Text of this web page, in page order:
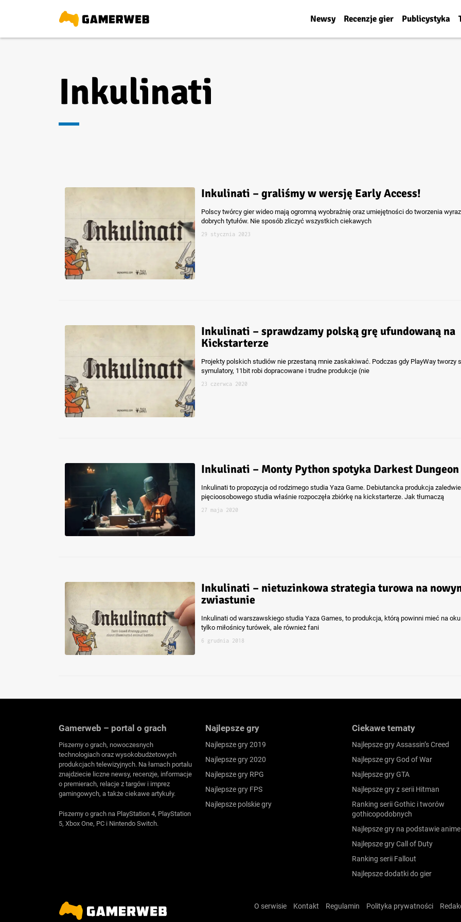
Newsy Recenzje gier Publicystyka
Inkulinati
Inkulinati – graliśmy w wersję Early Access!
Polscy twórcy gier wideo mają ogromną wyobraźnię oraz umiejętności do tworzenia
dobrych tytułów. Nie sposób zliczyć wszystkich ciekawych
29 stycznia 2023
Inkulinati – sprawdzamy polską grę ufundowaną na
Kickstarterze
Projekty polskich studiów nie przestaną mnie zaskakiwać. Podczas gdy PlayWay tworzy
symulatory, 11bit robi dopracowane i trudne produkcje (nie
23 czerwca 2020
Inkulinati – Monty Python spotyka Darkest Dungeon
Inkulinati to propozycja od rodzimego studia Yaza Game. Debiutancka produkcja zaledwie
pięcioosobowego studia właśnie rozpoczęła zbiórkę na kickstarterze. Jak tłumaczą
27 maja 2020
Inkulinati – nietuzinkowa strategia turowa na
zwiastunie
Inkulinati od warszawskiego studia Yaza Games, to produkcja, którą powinni mieć na
tylko miłośnicy turówek, ale również fani
6 grudnia 2018
Gamerweb – portal o grach
Piszemy o grach, nowoczesnych
technologiach oraz wysokobudżetowych
produkcjach telewizyjnych. Na łamach portalu
znajdziecie liczne newsy, recenzje, informacje
o premierach, relacje z targów i imprez
gamingowych, a także ciekawe artykuły.
Piszemy o grach na PlayStation 4, PlayStation
5, Xbox One, PC i Nintendo Switch.
Najlepsze gry
Najlepsze gry 2019
Najlepsze gry 2020
Najlepsze gry RPG
Najlepsze gry FPS
Najlepsze polskie gry
Ciekawe tematy
Najlepsze gry Assassin’s Creed
Najlepsze gry God of War
Najlepsze gry GTA
Najlepsze gry z serii Hitman
Ranking serii Gothic i tworów
gothicopodobnych
Najlepsze gry na podstawie anime
Najlepsze gry Call of Duty
Ranking serii Fallout
Najlepsze dodatki do gier
O serwisie Kontakt Regulamin Polityka prywatności